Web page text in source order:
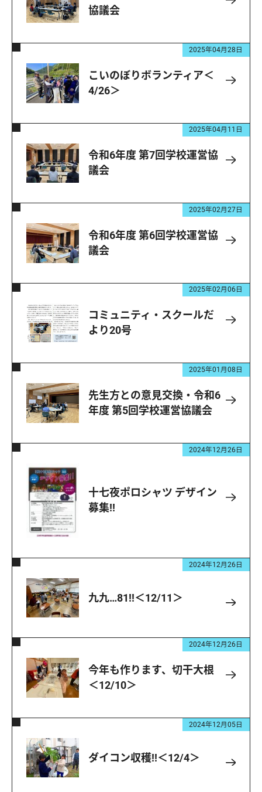
協議会
2025年04月28日
こいのぼりボランティア＜
4/26＞
2025年04月11日
令和6年度 第7回学校運営協
議会
2025年02月27日
令和6年度 第6回学校運営協
議会
2025年02月06日
コミュニティ・スクールだ
より20号
2025年01月08日
先生方との意見交換・令和6
年度 第5回学校運営協議会
2024年12月26日
十七夜ポロシャツ デザイン
募集!!
2024年12月26日
九九…81!!＜12/11＞
2024年12月26日
今年も作ります、切干大根
＜12/10＞
2024年12月05日
ダイコン収穫!!＜12/4＞